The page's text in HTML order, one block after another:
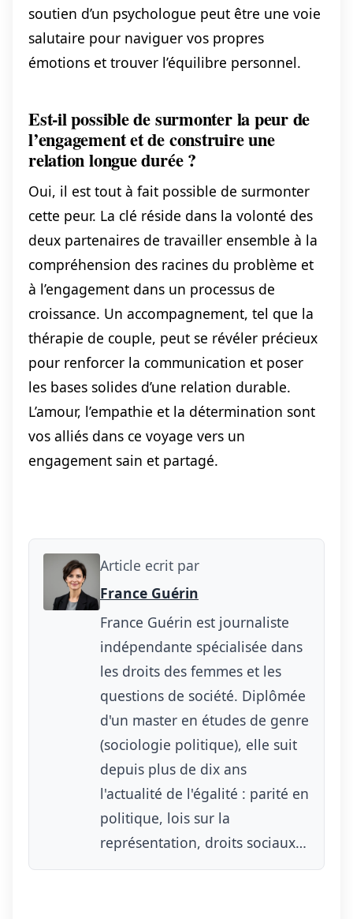
soutien d’un psychologue peut être une voie
salutaire pour naviguer vos propres
émotions et trouver l’équilibre personnel.
Est-il possible de surmonter la peur de
l’engagement et de construire une
relation longue durée ?
Oui, il est tout à fait possible de surmonter
cette peur. La clé réside dans la volonté des
deux partenaires de travailler ensemble à la
compréhension des racines du problème et
à l’engagement dans un processus de
croissance. Un accompagnement, tel que la
thérapie de couple, peut se révéler précieux
pour renforcer la communication et poser
les bases solides d’une relation durable.
L’amour, l’empathie et la détermination sont
vos alliés dans ce voyage vers un
engagement sain et partagé.
Article ecrit par
France Guérin
France Guérin est journaliste
indépendante spécialisée dans
les droits des femmes et les
questions de société. Diplômée
d'un master en études de genre
(sociologie politique), elle suit
depuis plus de dix ans
l'actualité de l'égalité : parité en
politique, lois sur la
représentation, droits sociaux…